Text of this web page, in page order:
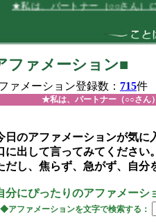
パートナー（○○さん）に愛され
ファメーション■
ァメーション登録数： 715件
★私は、パートナー（○○さん
日のアファメーションが気
出して言ってみてください
し、焦らず、急がず、自分
にぴったりのアファメーシ
ファメーションを文字で検索する：